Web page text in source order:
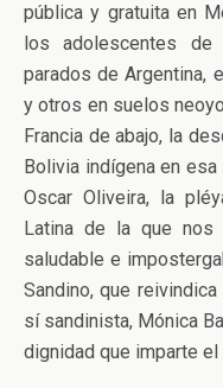
pública y gratuita en
los adolescentes de
parados de Argentina,
y otros en suelos
Francia de abajo, la
Bolivia indígena en
Oscar Oliveira, la
Latina de la que nos
saludable e
Sandino, que
sí sandinista, Mónica
dignidad que imparte el